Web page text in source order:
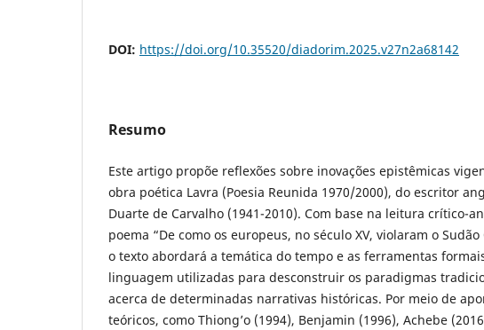
DOI: https://doi.org/10.35520/diadorim.2025.v27n2a68142
Resumo
Este artigo propõe reflexões sobre inovações epistêmicas
obra poética Lavra (Poesia Reunida 1970/2000), do escritor
Duarte de Carvalho (1941-2010). Com base na leitura crítico-
poema “De como os europeus, no século XV, violaram o
o texto abordará a temática do tempo e as ferramentas
linguagem utilizadas para desconstruir os paradigmas
acerca de determinadas narrativas históricas. Por meio de
teóricos, como Thiong’o (1994), Benjamin (1996), Achebe